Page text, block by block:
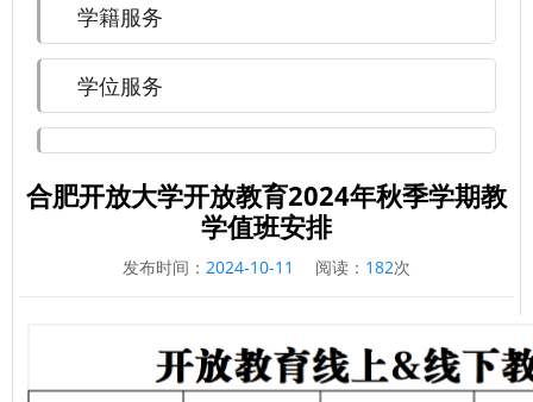
学籍服务
学位服务
合肥开放大学开放教育2024年秋季学期教
学值班安排
发布时间： 2024-10-11 阅读： 182次